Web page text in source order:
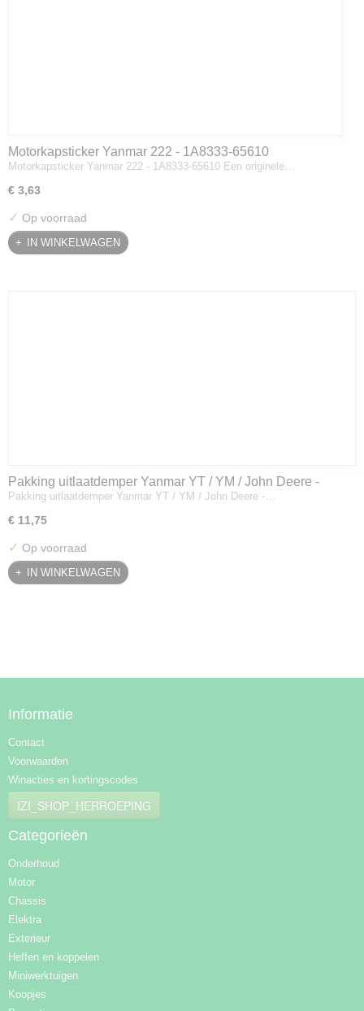
Motorkapsticker Yanmar 222 - 1A8333-65610
Motorkapsticker Yanmar 222 - 1A8333-65610 Een originele…
€ 3,63
✓ Op voorraad
IN WINKELWAGEN
Pakking uitlaatdemper Yanmar YT / YM / John Deere -
128300-13230
Pakking uitlaatdemper Yanmar YT / YM / John Deere -…
€ 11,75
✓ Op voorraad
IN WINKELWAGEN
Informatie
Contact
Voorwaarden
Winacties en kortingscodes
IZI_SHOP_HERROEPING
Categorieën
Onderhoud
Motor
Chassis
Elektra
Exterieur
Heffen en koppelen
Miniwerktuigen
Koopjes